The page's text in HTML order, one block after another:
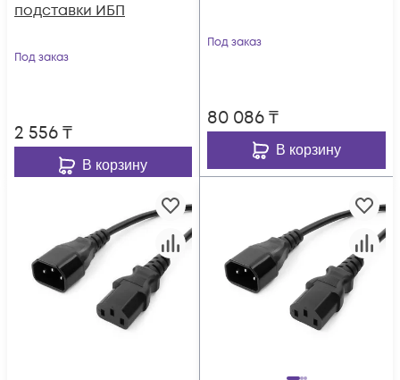
подставки ИБП
Под заказ
2 556₸
В корзину
Под заказ
80 086₸
В корзину